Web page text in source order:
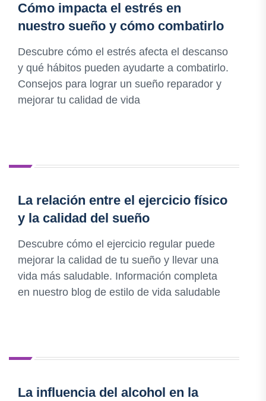
Cómo impacta el estrés en
nuestro sueño y cómo combatirlo
Descubre cómo el estrés afecta el descanso
y qué hábitos pueden ayudarte a combatirlo.
Consejos para lograr un sueño reparador y
mejorar tu calidad de vida
La relación entre el ejercicio físico
y la calidad del sueño
Descubre cómo el ejercicio regular puede
mejorar la calidad de tu sueño y llevar una
vida más saludable. Información completa
en nuestro blog de estilo de vida saludable
La influencia del alcohol en la